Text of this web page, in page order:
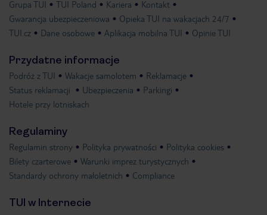
Grupa TUI TUI Poland Kariera
Kontakt
Gwarancja ubezpieczeniowa
Opieka TUI na wakacjach 24/7
TUI.cz
Dane osobowe Aplikacja mobilna TUI Opinie TUI
Przydatne informacje
Podróż z TUI Wakacje samolotem
Reklamacje
Status reklamacji
Ubezpieczenia
Parkingi
Hotele przy lotniskach
Regulaminy
Regulamin strony Polityka prywatności
Polityka cookies
Bilety czarterowe
Warunki imprez turystycznych
Standardy ochrony małoletnich
Compliance
TUI w Internecie